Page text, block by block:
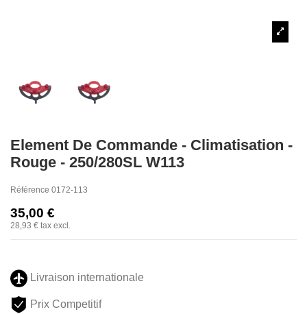
Element De Commande - Climatisation -
Rouge - 250/280SL W113
Référence 0172-113
35,00 €
28,93 € tax excl.
Livraison internationale
Prix Competitif